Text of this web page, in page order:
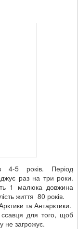
4-5 років. Період
раз на три роки.
1 малюка довжина
життя 80 років.
та Антарктики.
для того, щоб
не загрожує.